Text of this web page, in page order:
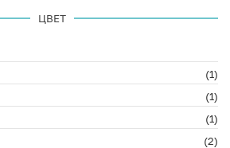
ЦВЕТ
(1)
(1)
(1)
(2)